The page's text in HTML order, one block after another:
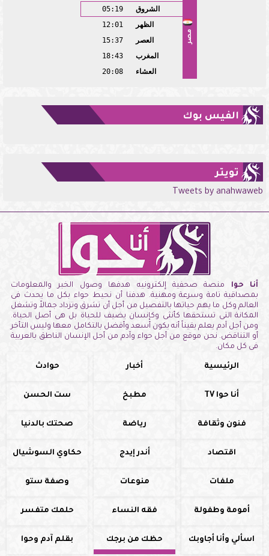
مصر
الشروق
05:19
الظهر
12:01
العصر
15:37
المغرب
18:43
العشاء
20:08
الفيس بوك
تويتر
Tweets by anahwaweb
أنا حوا منصة صحفية إلكترونيه هدفها وصول الخبر والمعلومات
بمصداقية تامة وسرعة ومهنية. هدفنا أن نحيط حواء بكل ما يحدث فى
العالم وكل ما يهم حياتها بالتفصيل من أجل أن تشرق وتزداد جمالاً وتشغل
المكانة التى تستحقها كأنثى وكإنسان يضيف للحياة بل هى أصل الحياة.
ومن أجل آدم يعلم يقيناً أنه يكون أسعد وأفضل بالتكامل معها وليس التأخر
أو التناقض. نحن موقع من أجل حواء وآدم من أجل الإنسان الناطق بالعربية
فى كل مكان.
الرئيسية أخبار حوادث
أنا حوا TV مطبخ ست الحسن
فنون وثقافة رياضة صحتك بالدنيا
اقتصاد أندر إيدج حكاوي السوشيال
ملفات منوعات وصفة ستو
أمومة وطفولة فقه النساء حلمك متفسر
اسألي وأنا أجاوبك حظك من برجك بقلم آدم وحوا